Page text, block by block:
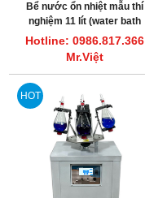
Bể nước ổn nhiệt mẫu thí
nghiệm 11 lít (water bath
Scilab Korea)
Hotline: 0986.817.366
Mr.Việt
HOT